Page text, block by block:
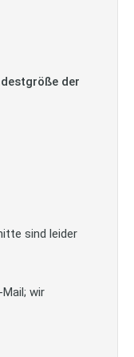
der
sind leider
wir